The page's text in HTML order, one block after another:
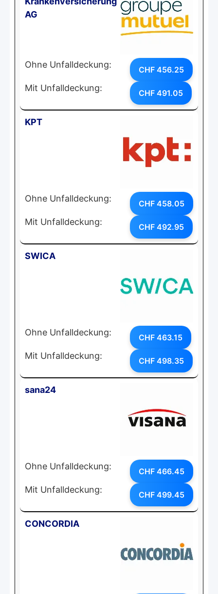
AG
Ohne Unfalldeckung: CHF 456.25
Mit Unfalldeckung: CHF 491.05
KPT
Ohne Unfalldeckung: CHF 458.05
Mit Unfalldeckung: CHF 492.95
SWICA
Ohne Unfalldeckung: CHF 463.15
Mit Unfalldeckung: CHF 498.35
sana24
Ohne Unfalldeckung: CHF 466.45
Mit Unfalldeckung: CHF 499.45
CONCORDIA